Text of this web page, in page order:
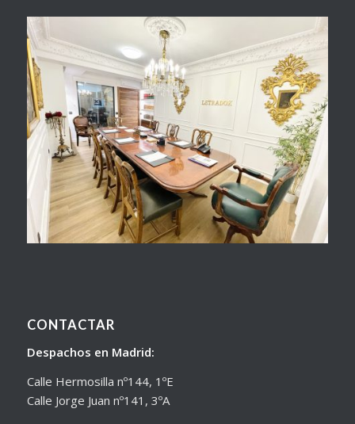
CONTACTAR
Despachos en Madrid:
Calle Hermosilla nº144, 1ºE
Calle Jorge Juan nº141, 3ºA